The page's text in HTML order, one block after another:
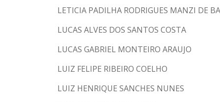
LETICIA PADILHA RODRIGUES MANZI DE
LUCAS ALVES DOS SANTOS COSTA
LUCAS GABRIEL MONTEIRO ARAUJO
LUIZ FELIPE RIBEIRO COELHO
LUIZ HENRIQUE SANCHES NUNES